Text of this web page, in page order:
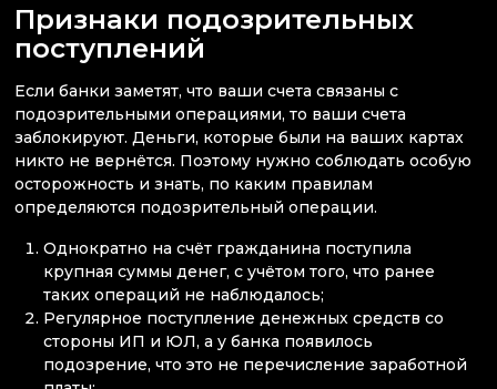
Признаки подозрительных
поступлений
Если банки заметят, что ваши счета связаны с
подозрительными операциями, то ваши счета
заблокируют. Деньги, которые были на ваших картах
никто не вернётся. Поэтому нужно соблюдать особую
осторожность и знать, по каким правилам
определяются подозрительный операции.
Однократно на счёт гражданина поступила
крупная суммы денег, с учётом того, что ранее
таких операций не наблюдалось;
Регулярное поступление денежных средств со
стороны ИП и ЮЛ, а у банка появилось
подозрение, что это не перечисление заработной